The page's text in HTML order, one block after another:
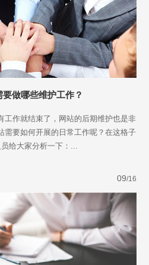
要做哪些维护工作？
工作就结束了，网站的后期维护也是非
需要如何开展的日常工作呢？在这格子
给大家分析一下：...
09/16